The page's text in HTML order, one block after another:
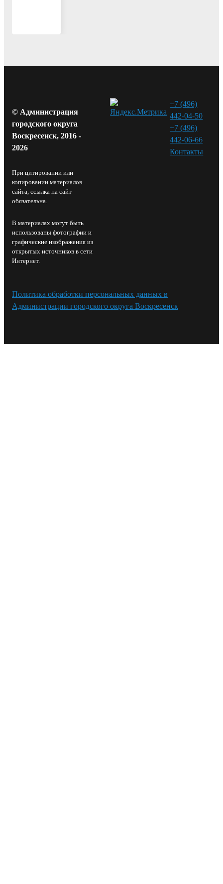
© Администрация
городского округа
Воскресенск, 2016 -
2026
При цитировании или
копировании материалов
сайта, ссылка на сайт
обязательна.
В материалах могут быть
использованы фотографии и
графические изображения из
открытых источников в сети
Интернет.
+7 (496)
442-04-50
+7 (496)
442-06-66
Контакты⁠
Политика обработки персональных данных в
Администрации городского округа Воскресенск